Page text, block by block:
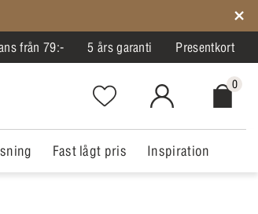
från 79:- 5 års garanti Presentkort
Favorites.NavigationButton.Text
MitIlva.Login
0
Fast lågt pris Inspiration